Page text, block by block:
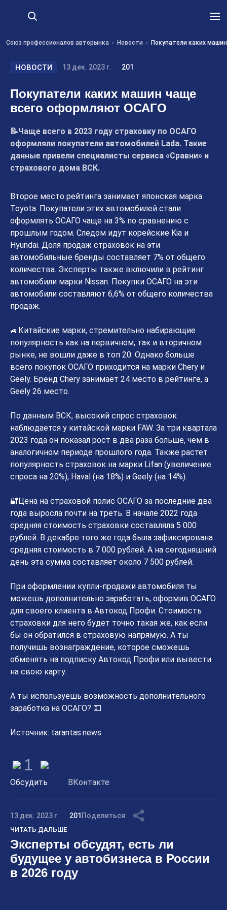
Союз профессионалов авторынка Новости Покупатели каких
НОВОСТИ 13 дек. 2023 г. 201
Покупатели каких машин чаще
всего оформляют ОСАГО
📝Чаще всего в 2023 году страховку по ОСАГО
оформляли покупатели автомобилей Lada. Такие
данные привели специалисты сервиса «Сравни» и
страхового дома ВСК.
Второе место рейтинга занимает японская марка
Toyota. Покупатели этих автомобилей стали
оформлять ОСАГО чаще на 3% по сравнению с
прошлым годом. Следом идут корейские Kia и
Hyundai. Доля продаж страховок на эти
автомобильные бренды составляет 7% от общего
количества. Эксперты также включили в рейтинг
автомобили марки Nissan. Покупки ОСАГО на эти
автомобили составляют 6,6% от общего количества
продаж.
🚙Китайские марки, стремительно набирающие
популярность как на первичном, так и вторичном
рынке, не вошли даже в топ 20. Однако больше
всего покупок ОСАГО приходится на марки Chery и
Geely. Бренд Chery занимает 24 место в рейтинге, а
Geely 26 место.
По данным ВСК, высокий спрос страховок
наблюдается у китайской марки FAW. За три квартала
2023 года он показал рост в два раза больше, чем в
аналогичном периоде прошлого года. Также растет
популярность страховок на марки Lifan (увеличение
спроса на 20%), Haval (на 18%) и Geely (на 14%).
🔐Цена на страховой полис ОСАГО за последние два
года выросла почти на треть. В начале 2022 года
средняя стоимость страховки составляла 5 000
рублей. В декабре того же года была зафиксирована
средняя стоимость в 7 000 рублей. А на сегодняшний
день эта сумма составляет около 7 500 рублей.
При оформлении купли-продажи автомобиля ты
можешь дополнительно заработать, оформив ОСАГО
для своего клиента в Автокод Профи. Стоимость
страховки для него будет точно такая же, как если
бы он обратился в страховую напрямую. А ты
получишь вознаграждение, которое сможешь
обменять на подписку Автокод Профи или вывести
на свою карту.
А ты используешь возможность дополнительного
заработка на ОСАГО? 💵
Источник: tarantas.news
1
Обсудить ВКонтакте
13 дек. 2023 г. 201 Поделиться
ЧИТАТЬ ДАЛЬШЕ
Эксперты обсудят, есть ли
будущее у автобизнеса в России
в 2026 году